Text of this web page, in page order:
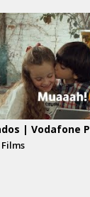
| Vodafone